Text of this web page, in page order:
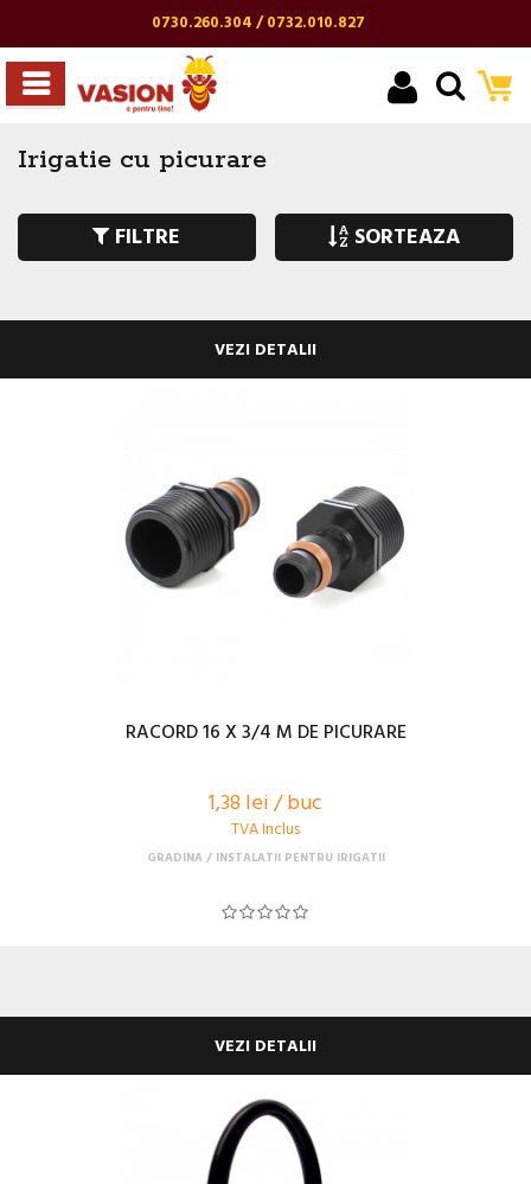
0730.260.304 / 0732.010.827
Irigatie cu picurare
FILTRE SORTEAZA
VEZI DETALII
RACORD 16 X 3/4 M DE PICURARE
1,38 lei / buc
TVA Inclus
GRADINA INSTALATII PENTRU IRIGATII
VEZI DETALII